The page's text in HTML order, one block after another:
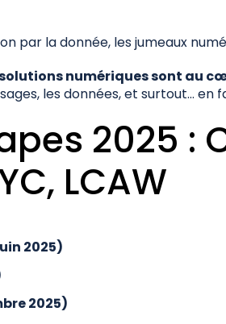
par la donnée, les jumeaux
numériques sont au
les données, et surtout… en
2025 :
LCAW
2025)
2025)